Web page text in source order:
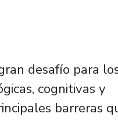
desafío para
cognitivas y
barreras